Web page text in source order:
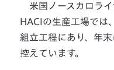
米国ノースカロライ
HACIの生産工場で
組立工程にあり、年
控えています。